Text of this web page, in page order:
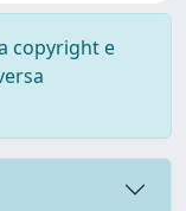
copyright e